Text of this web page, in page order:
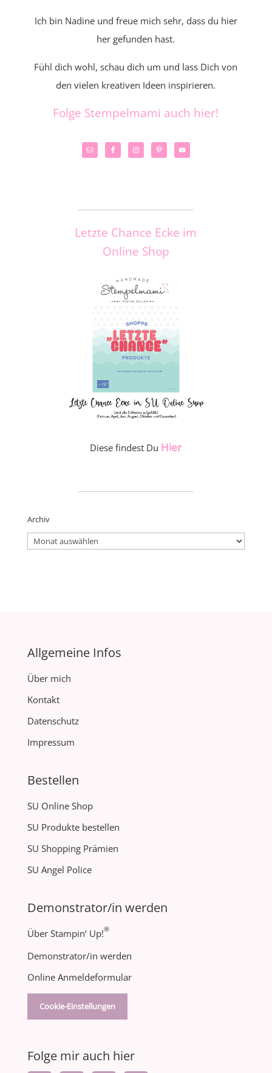
Ich bin Nadine und freue mich sehr, dass du hier
her gefunden hast.
Fühl dich wohl, schau dich um und lass Dich von
den vielen kreativen Ideen inspirieren.
Folge Stempelmami auch hier!
Letzte Chance Ecke im
Online Shop
Diese findest Du Hier
Archiv
Archiv
Allgemeine Infos
Über mich
Kontakt
Datenschutz
Impressum
Bestellen
SU Online Shop
SU Produkte bestellen
SU Shopping Prämien
SU Angel Police
Demonstrator/in werden
Über Stampin‘ Up!®
Demonstrator/in werden
Online Anmeldeformular
Cookie-Einstellungen
Folge mir auch hier